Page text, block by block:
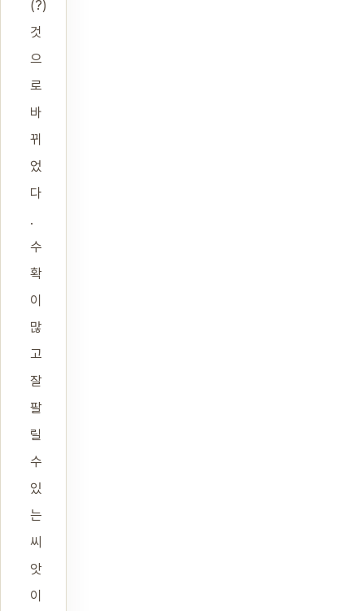
(?)
것
으
로
바
뀌
었
다
.
수
확
이
많
고
잘
팔
릴
수
있
는
씨
앗
이